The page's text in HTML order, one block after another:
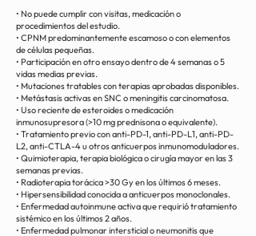
• No puede cumplir con visitas, medicación o
procedimientos del estudio.
• CPNM predominantemente escamoso o con elementos
de células pequeñas.
• Participación en otro ensayo dentro de 4 semanas o 5
vidas medias previas.
• Mutaciones tratables con terapias aprobadas disponibles.
• Metástasis activas en SNC o meningitis carcinomatosa.
• Uso reciente de esteroides o medicación
inmunosupresora (>10 mg prednisona o equivalente).
• Tratamiento previo con anti-PD-1, anti-PD-L1, anti-PD-
L2, anti-CTLA-4 u otros anticuerpos inmunomoduladores.
• Quimioterapia, terapia biológica o cirugía mayor en las 3
semanas previas.
• Radioterapia torácica >30 Gy en los últimos 6 meses.
• Hipersensibilidad conocida a anticuerpos monoclonales.
• Enfermedad autoinmune activa que requirió tratamiento
sistémico en los últimos 2 años.
• Enfermedad pulmonar intersticial o neumonitis que